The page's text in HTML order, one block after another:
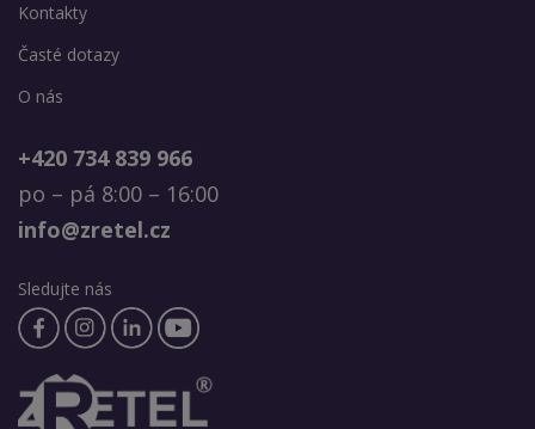
Kontakty
Časté dotazy
O nás
+420 734 839 966
po – pá 8:00 – 16:00
info@zretel.cz
Sledujte nás